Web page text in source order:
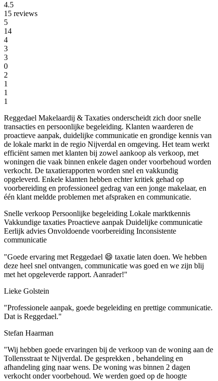
4.5
15 reviews
5
14
4
3
3
0
2
1
1
1
Reggedael Makelaardij & Taxaties onderscheidt zich door snelle
transacties en persoonlijke begeleiding. Klanten waarderen de
proactieve aanpak, duidelijke communicatie en grondige kennis van
de lokale markt in de regio Nijverdal en omgeving. Het team werkt
efficiënt samen met klanten bij zowel aankoop als verkoop, met
woningen die vaak binnen enkele dagen onder voorbehoud worden
verkocht. De taxatierapporten worden snel en vakkundig
opgeleverd. Enkele klanten hebben echter kritiek gehad op
voorbereiding en professioneel gedrag van een jonge makelaar, en
één klant meldde problemen met afspraken en communicatie.
Snelle verkoop Persoonlijke begeleiding Lokale marktkennis
Vakkundige taxaties Proactieve aanpak Duidelijke communicatie
Eerlijk advies Onvoldoende voorbereiding Inconsistente
communicatie
"Goede ervaring met Reggedael 😄 taxatie laten doen. We hebben
deze heel snel ontvangen, communicatie was goed en we zijn blij
met het opgeleverde rapport. Aanrader!"
Lieke Golstein
"Professionele aanpak, goede begeleiding en prettige communicatie.
Dat is Reggedael."
Stefan Haarman
"Wij hebben goede ervaringen bij de verkoop van de woning aan de
Tollensstraat te Nijverdal. De gesprekken , behandeling en
afhandeling ging naar wens. De woning was binnen 2 dagen
verkocht onder voorbehoud. We werden goed op de hoogte